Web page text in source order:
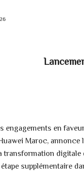
engagements en
Maroc,
transformation
supplémentaire